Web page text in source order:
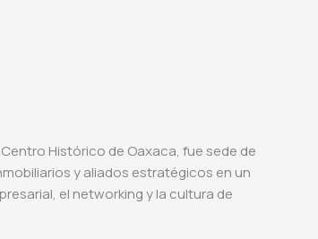
Histórico de Oaxaca, fue sede de
y aliados estratégicos en un
el networking y la cultura de